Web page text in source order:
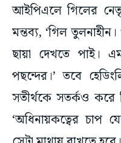
আইপিএলে গিলের
মন্তব্য, ‘গিল
ছায়া দেখতে পাই।
পছন্দের।’ তবে
সতীর্থকে সতর্কও করে
‘অধিনায়কত্বের চাপ